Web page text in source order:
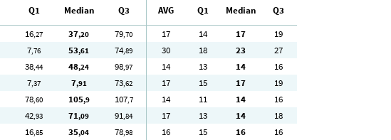
Q1 Median Q3 AVG Q1 Median
Q3
16,27 37,20 79,70 17 14 17
19
7,76 53,61 74,89 30 18 23
27
38,44 48,24 98,97 14 13 14
16
7,37 7,91 73,62 17 15 17
19
78,60 105,9 107,7 14 11 14
16
42,93 71,09 91,84 17 13 14
18
16,85 35,04 78,98 16 15 16
16